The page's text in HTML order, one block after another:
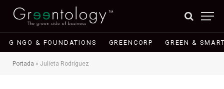
G NGO & FOUNDATIONS GREENCORP GREEN &
Portada » Julieta Rodríguez